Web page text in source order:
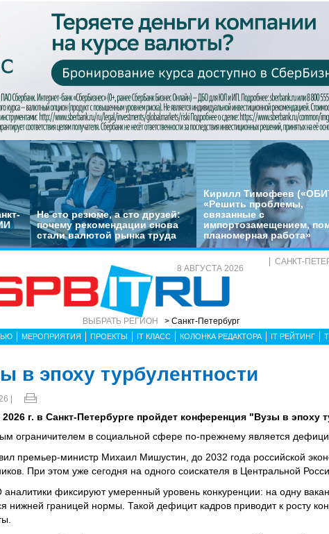
Не сто резюме, а сто друзей:
почему рекомендации снова
стали валютой рынка труда
Кирилл Тимофеев
«Решить проблемы,
связанные с
импортозамещением,
планомерная работа»
8 АВГУСТА 2026
ВЫБРАТЬ РЕГИОН > Санкт-Петербург
САНКТ-
МЕРОПРИЯТИЯ ПРОЕКТЫ IT КЛАСС КОЛОНКА РЕДАКТОРА IT РЕЙТИНГ
в эпоху турбулентности
|
г. в Санкт-Петербурге пройдет конференция "Вузы в эпоху
ограничителем в социальной сфере по-прежнему является
премьер-министр Михаил Мишустин, до 2032 года российской
При этом уже сегодня на одного соискателя в Центральной
фиксируют умеренный уровень конкуренции: на одну
нижней границей нормы. Такой дефицит кадров приводит к росту